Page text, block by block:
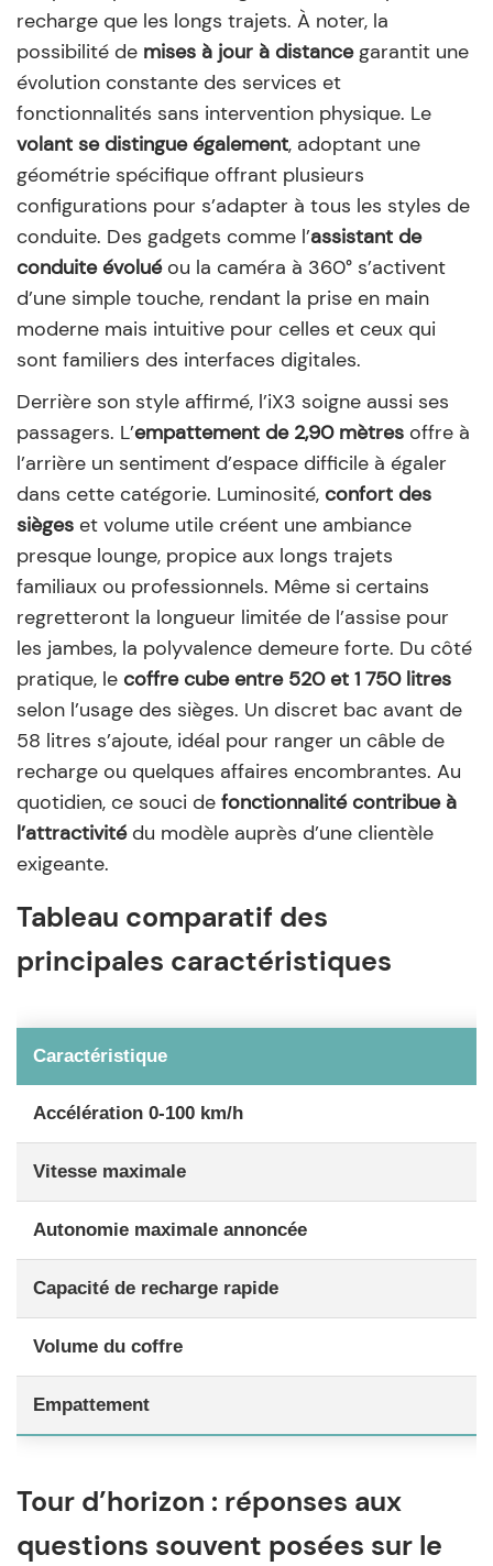
recharge que les longs trajets. À noter, la
possibilité de mises à jour à distancegarantit une
évolution constante des services et
fonctionnalités sans intervention physique. Le
volant se distingue également, adoptant une
géométrie spécifique offrant plusieurs
configurations pour s’adapter à tous les styles de
conduite. Des gadgets comme l’assistant de
conduite évoluéou la caméra à 360° s’activent
d’une simple touche, rendant la prise en main
moderne mais intuitive pour celles et ceux qui
sont familiers des interfaces digitales.
Derrière son style affirmé, l’iX3 soigne aussi ses
passagers. L’empattement de 2,90 mètres offre à
l’arrière un sentiment d’espace difficile à égaler
dans cette catégorie. Luminosité, confort des
sièges et volume utile créent une ambiance
presque lounge, propice aux longs trajets
familiaux ou professionnels. Même si certains
regretteront la longueur limitée de l’assise pour
les jambes, la polyvalence demeure forte. Du côté
pratique, le coffre cube entre 520 et 1 750 litres
selon l’usage des sièges. Un discret bac avant de
58 litres s’ajoute, idéal pour ranger un câble de
recharge ou quelques affaires encombrantes. Au
quotidien, ce souci de fonctionnalité contribue à
l’attractivitédu modèle auprès d’une clientèle
exigeante.
Tableau comparatif des
principales caractéristiques
Caractéristique
Accélération 0-100 km/h
Vitesse maximale
Autonomie maximale annoncée
Capacité de recharge rapide
Volume du coffre
Empattement
Tour d’horizon : réponses aux
questions souvent posées sur le